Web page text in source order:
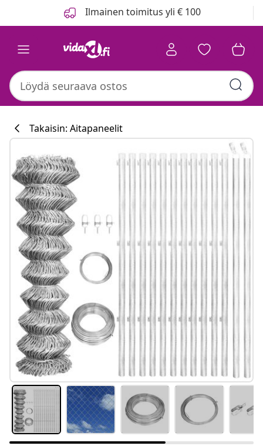
Ilmainen toimitus yli € 100
#sharemevidaxl
Takaisin: Aitapaneelit